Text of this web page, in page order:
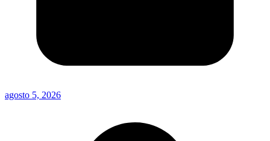
agosto 5, 2026